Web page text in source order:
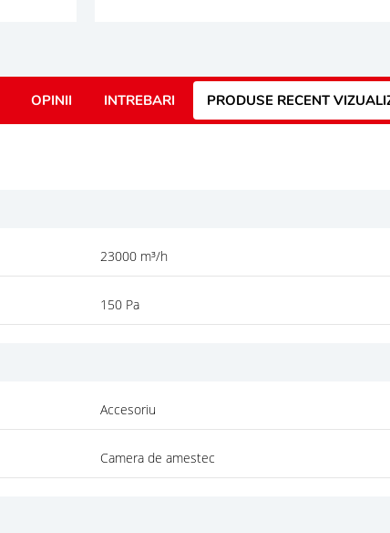
OPINII INTREBARI PRODUSE RECENT
23000 m³/h
150 Pa
Accesoriu
Camera de amestec